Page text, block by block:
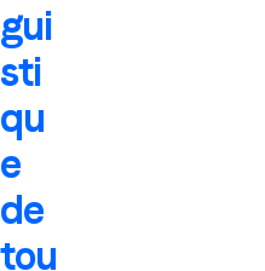
gui
sti
qu
e
de
tou